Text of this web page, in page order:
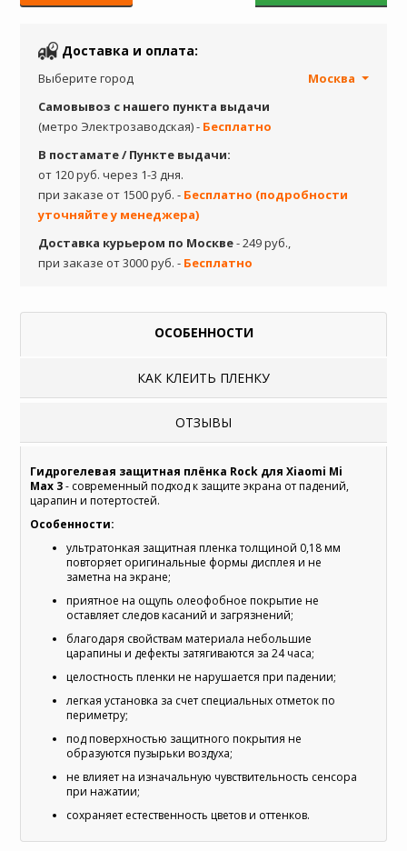
Доставка и оплата:
Выберите город
Москва
Самовывоз с нашего пункта выдачи
(метро Электрозаводская) - Бесплатно
В постамате / Пункте выдачи:
от 120 руб. через 1-3 дня.
при заказе от 1500 руб. - Бесплатно (подробности
уточняйте у менеджера)
Доставка курьером по Москве- 249 руб.,
при заказе от 3000 руб. - Бесплатно
ОСОБЕННОСТИ
КАК КЛЕИТЬ ПЛЕНКУ
ОТЗЫВЫ
Гидрогелевая защитная плёнка Rock для Xiaomi Mi
Max 3 - современный подход к защите экрана от падений,
царапин и потертостей.
Особенности:
ультратонкая защитная пленка толщиной 0,18 мм
повторяет оригинальные формы дисплея и не
заметна на экране;
приятное на ощупь олеофобное покрытие не
оставляет следов касаний и загрязнений;
благодаря свойствам материала небольшие
царапины и дефекты затягиваются за 24 часа;
целостность пленки не нарушается при падении;
легкая установка за счет специальных отметок по
периметру;
под поверхностью защитного покрытия не
образуются пузырьки воздуха;
не влияет на изначальную чувствительность сенсора
при нажатии;
сохраняет естественность цветов и оттенков.